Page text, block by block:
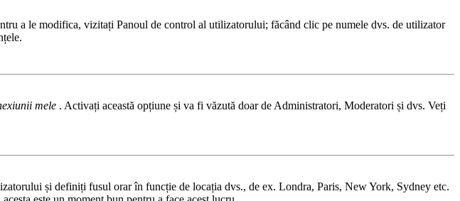
a le modifica, vizitați Panoul de control al utilizatorului; făcând clic pe numele dvs. de utilizator
mele . Activați această opțiune și va fi văzută doar de Administratori, Moderatori și dvs. Veți
și definiți fusul orar în funcție de locația dvs., de ex. Londra, Paris, New York, Sydney etc.